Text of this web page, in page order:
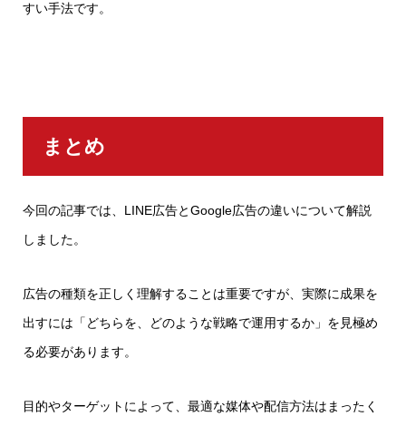
すい手法です。
まとめ
今回の記事では、LINE広告とGoogle広告の違いについて解説
しました。
広告の種類を正しく理解することは重要ですが、実際に成果を
出すには「どちらを、どのような戦略で運用するか」を見極め
る必要があります。
目的やターゲットによって、最適な媒体や配信方法はまったく